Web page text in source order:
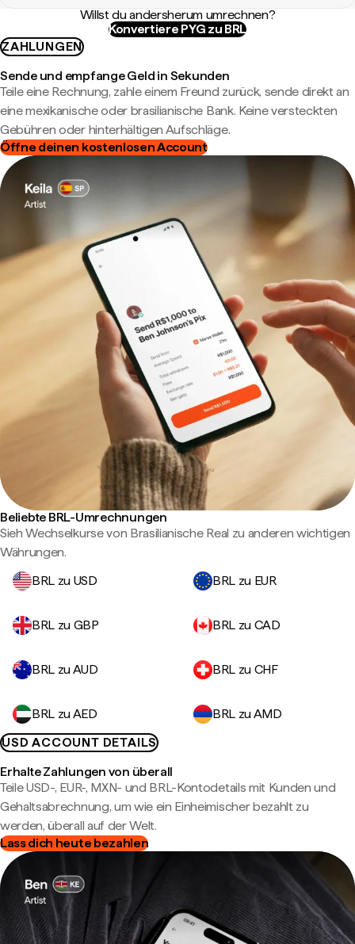
Willst du andersherum umrechnen?
Konvertiere PYG zu BRL
ZAHLUNGEN
Sende und empfange Geld in Sekunden
Teile eine Rechnung, zahle einem Freund zurück, sende direkt an
eine mexikanische oder brasilianische Bank. Keine versteckten
Gebühren oder hinterhältigen Aufschläge.
Öffne deinen kostenlosen Account
Beliebte BRL-Umrechnungen
Sieh Wechselkurse von Brasilianische Real zu anderen wichtigen
Währungen.
BRL zu USD
BRL zu EUR
BRL zu GBP BRL zu CAD
BRL zu AUD BRL zu CHF
BRL zu AED
BRL zu AMD
USD ACCOUNT DETAILS
Erhalte Zahlungen von überall
Teile USD-, EUR-, MXN- und BRL-Kontodetails mit Kunden und
Gehaltsabrechnung, um wie ein Einheimischer bezahlt zu
werden, überall auf der Welt.
Lass dich heute bezahlen